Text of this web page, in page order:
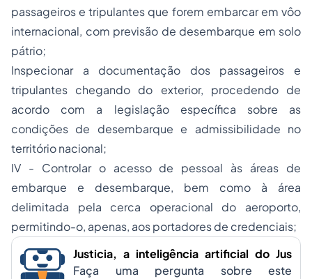
passageiros e tripulantes que forem embarcar em vôo
internacional, com previsão de desembarque em solo
pátrio;
Inspecionar a documentação dos passageiros e
tripulantes chegando do exterior, procedendo de
acordo com a legislação específica sobre as
condições de desembarque e admissibilidade no
território nacional;
IV - Controlar o acesso de pessoal às áreas de
embarque e desembarque, bem como à área
delimitada pela cerca operacional do aeroporto,
permitindo-o, apenas, aos portadores de credenciais;
Justicia, a inteligência artificial do Jus
Faça uma pergunta sobre este